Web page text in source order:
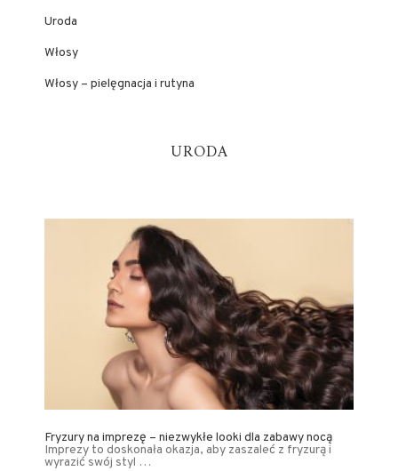
Uroda
Włosy
Włosy – pielęgnacja i rutyna
URODA
Fryzury na imprezę – niezwykłe looki dla zabawy nocą
Imprezy to doskonała okazja, aby zaszaleć z fryzurą i
wyrazić swój styl …